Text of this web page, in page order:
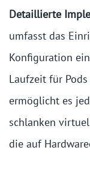
Detaillierte
umfasst das
Konfiguration
Laufzeit für
ermöglicht es
schlanken
die auf